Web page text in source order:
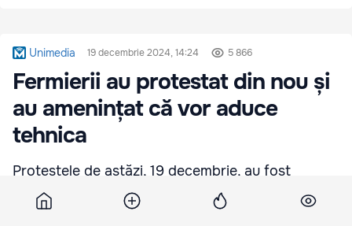
Unimedia 19 decembrie 2024, 14:24 5 866
Fermierii au protestat din nou și
au amenințat că vor aduce
tehnica
Protestele de astăzi, 19 decembrie, au fost
continuate de fermieri, care au mers până la
clădirea Parlamentului, în timp ce deputații s-au